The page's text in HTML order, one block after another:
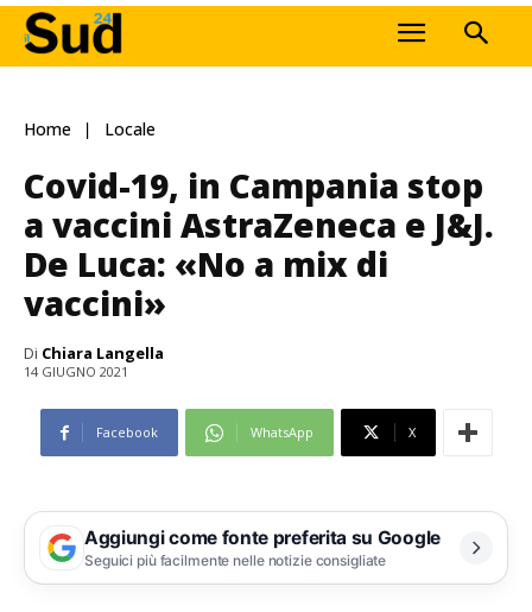
Home Locale
Covid-19, in Campania stop
a vaccini AstraZeneca e J&J.
De Luca: «No a mix di
vaccini»
Di Chiara Langella
14 GIUGNO 2021
Facebook WhatsApp X
Aggiungi come fonte preferita su Google
Seguici più facilmente nelle notizie consigliate